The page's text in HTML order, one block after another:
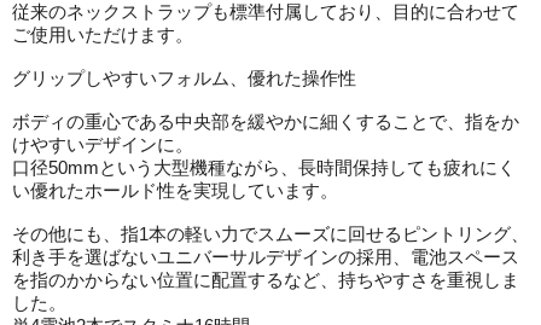
従来のネックストラップも標準付属しており、目的に合わせて
ご使用いただけます。
グリップしやすいフォルム、優れた操作性
ボディの重心である中央部を緩やかに細くすることで、指をか
けやすいデザインに。
口径50mmという大型機種ながら、長時間保持しても疲れにく
い優れたホールド性を実現しています。
その他にも、指1本の軽い力でスムーズに回せるピントリング、
利き手を選ばないユニバーサルデザインの採用、電池スペース
を指のかからない位置に配置するなど、持ちやすさを重視しま
した。